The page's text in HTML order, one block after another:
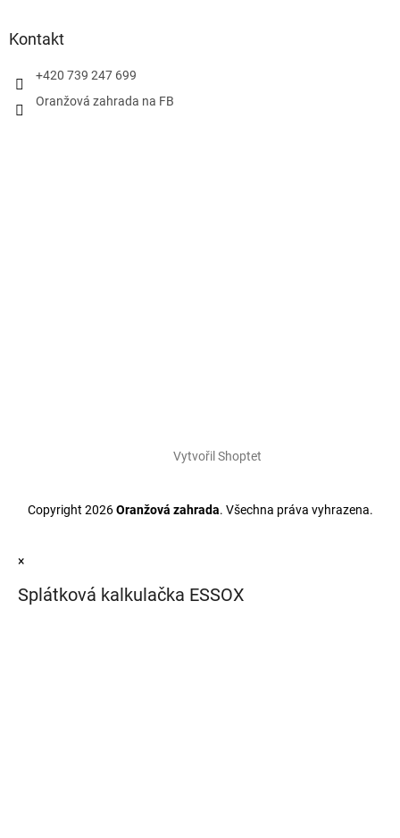
Kontakt
+420 739 247 699
Oranžová zahrada na FB
Vytvořil Shoptet
Copyright 2026Oranžová zahrada. Všechna práva vyhrazena.
×
Splátková kalkulačka ESSOX